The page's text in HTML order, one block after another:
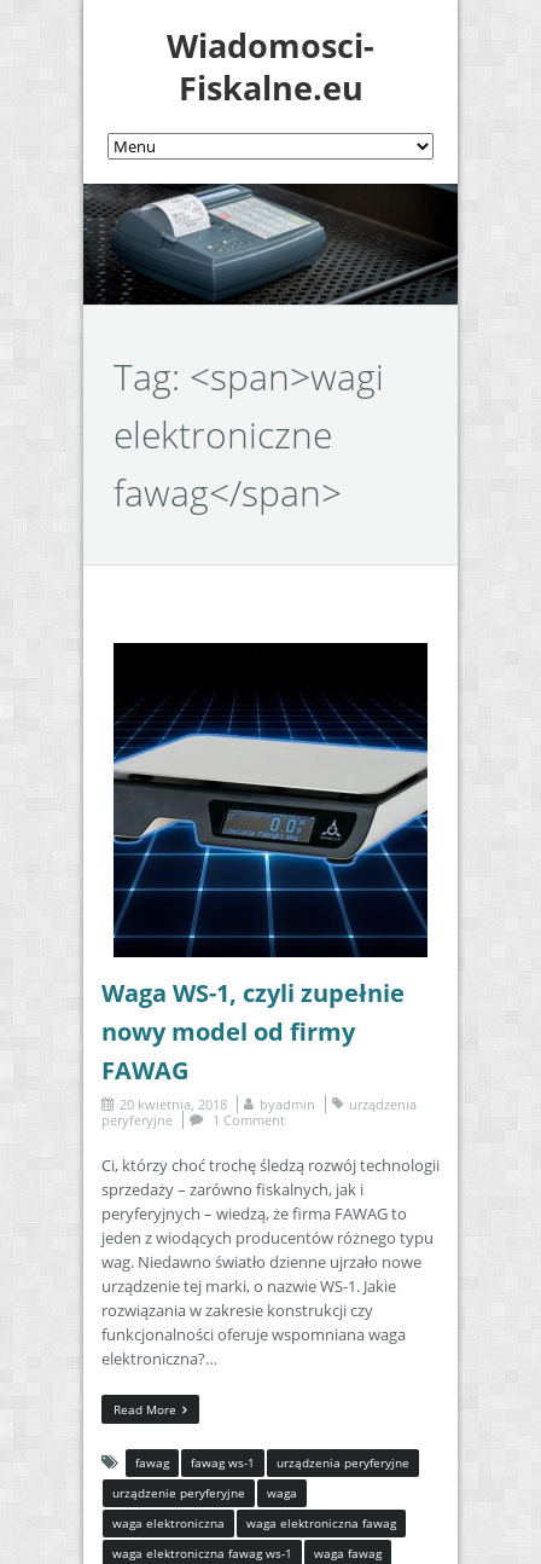
Wiadomosci-
Fiskalne.eu
Tag: <span>wagi
elektroniczne
fawag</span>
Waga WS-1, czyli zupełnie
nowy model od firmy
FAWAG
20 kwietnia, 2018 byadmin
urządzenia
peryferyjne
1 Comment
Ci, którzy choć trochę śledzą rozwój technologii
sprzedaży – zarówno fiskalnych, jak i
peryferyjnych – wiedzą, że firma FAWAG to
jeden z wiodących producentów różnego typu
wag. Niedawno światło dzienne ujrzało nowe
urządzenie tej marki, o nazwie WS-1. Jakie
rozwiązania w zakresie konstrukcji czy
funkcjonalności oferuje wspomniana waga
elektroniczna?…
Read More
fawag fawag ws-1
urządzenia peryferyjne
urządzenie peryferyjne
waga
waga elektroniczna
waga elektroniczna fawag
waga elektroniczna fawag ws-1
waga fawag